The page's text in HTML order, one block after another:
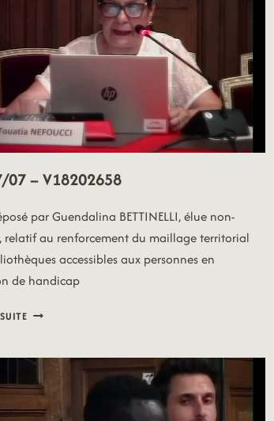
07 – V18202658
par Guendalina BETTINELLI, élue non-
relatif au renforcement du maillage territorial
accessibles aux personnes en
de handicap
26/07/07